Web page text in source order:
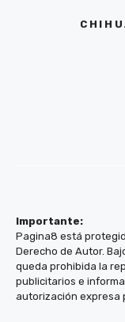
Importante:
Pagina8 está
Derecho de Autor.
queda prohibida la
publicitarios e
autorización expresa